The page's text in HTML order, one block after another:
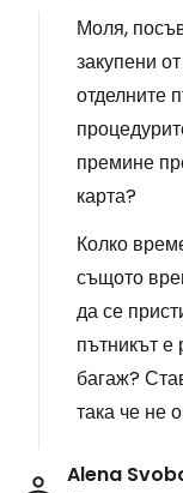
Моля,
закупени
отделните
премине
карта?
Колко
същото
да се
пътникът
багаж?
така че не
Alena